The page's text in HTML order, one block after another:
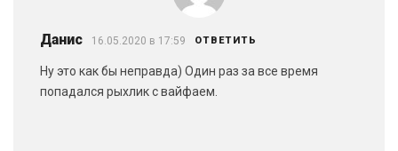
Данис 16.05.2020 в 17:59 ОТВЕТИТЬ
Ну это как бы неправда) Один раз за все время
попадался рыхлик с вайфаем.